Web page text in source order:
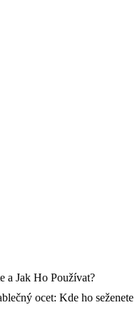
ocet: Kde ho seženete